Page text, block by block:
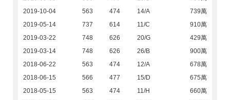
2019-10-04
563 474 14/A
739萬
2019-05-14
737 614 11/C
910萬
2019-03-22
748 626 20/G
429萬
2019-03-14
748 626 26/B
900萬
2018-06-22
563 474 12/A
678萬
2018-06-15
566 477 15/D
675萬
2018-05-15
563 474 11/H
660萬